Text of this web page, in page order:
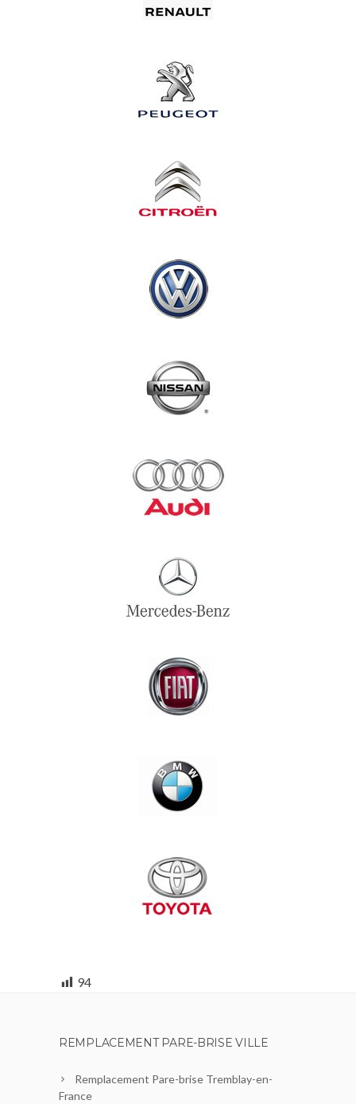
94
REMPLACEMENT PARE-BRISE VILLE
Remplacement Pare-brise Tremblay-en-
France